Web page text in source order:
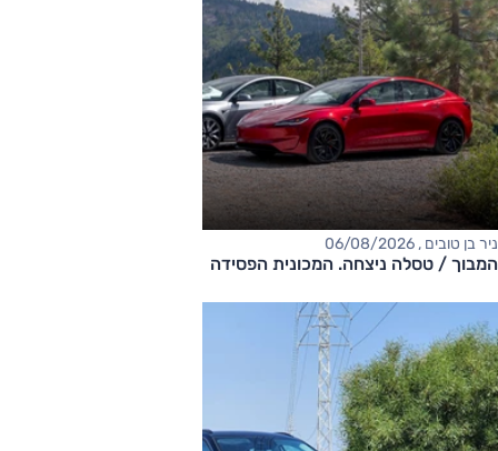
ניר בן טובים , 06/08/2026
המבוך / טסלה ניצחה. המכונית הפסידה